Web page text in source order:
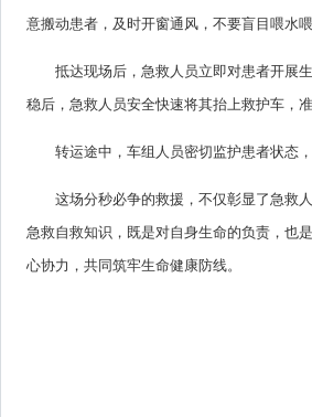
意搬动患者，及时开窗通风，不要盲目喂水
抵达现场后，急救人员立即对患者开展
稳后，急救人员安全快速将其抬上救护车，
转运途中，车组人员密切监护患者状态
这场分秒必争的救援，不仅彰显了急救
急救自救知识，既是对自身生命的负责，也
心协力，共同筑牢生命健康防线。